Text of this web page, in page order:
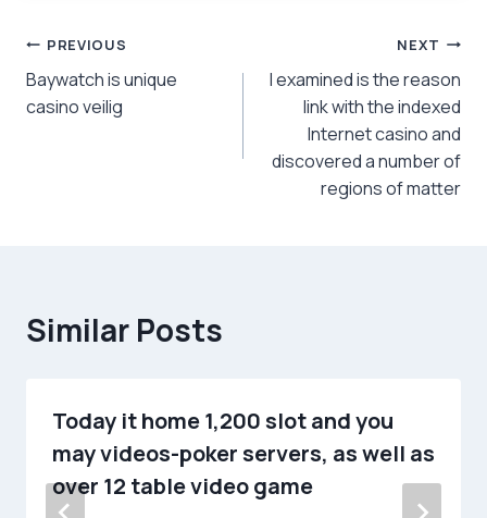
Post
navigation
PREVIOUS
Baywatch is unique
casino veilig
NEXT
I examined is the reason
link with the indexed
Internet casino and
discovered a number of
regions of matter
Similar Posts
Today it home 1,200 slot and you
may videos-poker servers, as well as
over 12 table video game